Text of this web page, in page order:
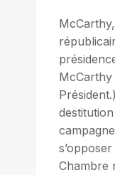
Chambre